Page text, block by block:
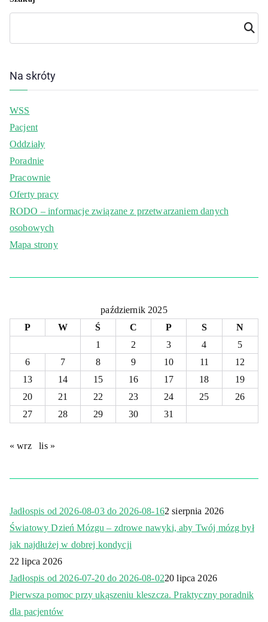
Szuka
j
Na skróty
WSS
Pacjent
Oddziały
Poradnie
Pracownie
Oferty pracy
RODO – informacje związane z przetwarzaniem danych
osobowych
Mapa strony
październik 2025
P
W Ś C P S
N
1
2 3 4
5
6
7 8 9 10 11
12
13
14 15 16 17 18
19
20
21 22 23 24 25
26
27
28 29 30 31
« wrz lis »
Jadłospis od 2026-08-03 do 2026-08-162 sierpnia 2026
Światowy Dzień Mózgu – zdrowe nawyki, aby Twój mózg był
jak najdłużej w dobrej kondycji
22 lipca 2026
Jadłospis od 2026-07-20 do 2026-08-0220 lipca 2026
Pierwsza pomoc przy ukąszeniu kleszcza. Praktyczny poradnik
dla pacjentów